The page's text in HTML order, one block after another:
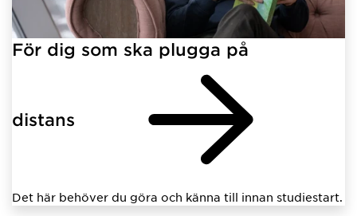
För dig som ska plugga på
distans
Det här behöver du göra och känna till innan studiestart.